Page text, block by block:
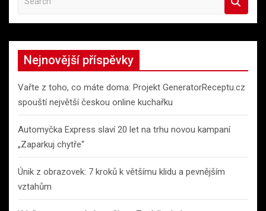
a
r
h
Nejnovější příspěvky
Vařte z toho, co máte doma: Projekt GeneratorReceptu.cz
spouští největší českou online kuchařku
Automyčka Express slaví 20 let na trhu novou kampaní
„Zaparkuj chytře“
Únik z obrazovek: 7 kroků k většímu klidu a pevnějším
vztahům